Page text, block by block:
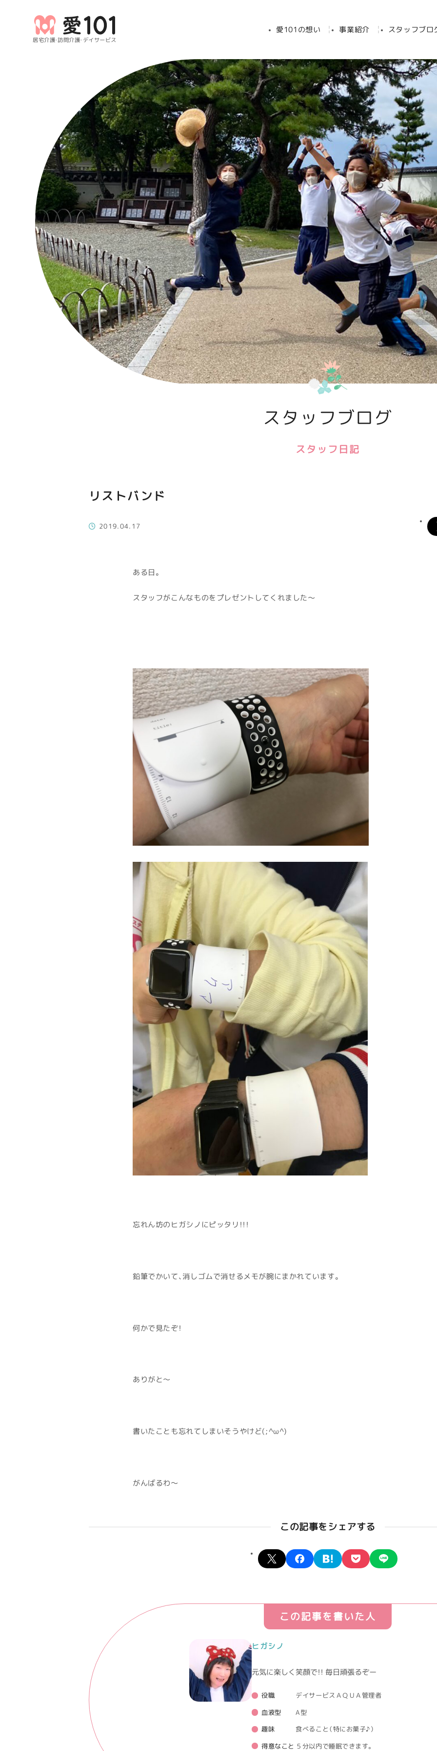
居宅介護・訪問介護・デイサービス
愛101の想い 事業紹介 スタッフブロ
スタッフブログ
スタッフ日記
リストバンド
2019.04.17
ある日。
スタッフがこんなものをプレゼントしてくれました～
忘れん坊のヒガシノにピッタリ！！！
鉛筆でかいて、消しゴムで消せるメモが腕にまかれています。
何かで見たぞ！
ありがと～
書いたことも忘れてしまいそうやけど(;^ω^)
がんばるわ～
この記事をシェアする
X facebookhatena pocket
この記事を書いた人
ヒガシノ
元気に楽しく笑顔で！！ 毎日頑張るぞー
役職 デイサービスＡＱＵＡ管理者
血液型 A型
趣味 食べること（特にお菓子♪）
得意なこと ５分以内で睡眠できます。